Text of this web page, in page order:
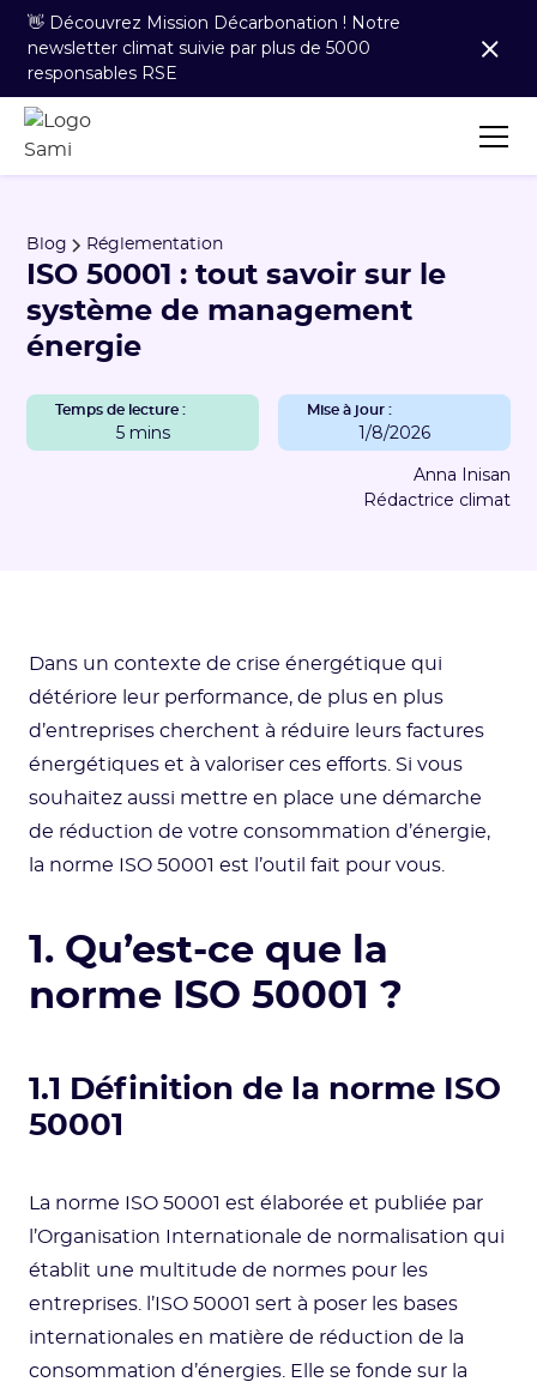
👋 Découvrez Mission Décarbonation ! Notre
newsletter climat suivie par plus de 5000
responsables RSE
Blog Réglementation
ISO 50001 : tout savoir sur le
système de management
énergie
Temps de lecture :
5 mins
Mise à jour :
1/8/2026
Anna Inisan
Rédactrice climat
Dans un contexte de crise énergétique qui
détériore leur performance, de plus en plus
d’entreprises cherchent à réduire leurs factures
énergétiques et à valoriser ces efforts. Si vous
souhaitez aussi mettre en place une démarche
de réduction de votre consommation d’énergie,
la norme ISO 50001 est l’outil fait pour vous.
1. Qu’est-ce que la
norme ISO 50001 ?
1.1 Définition de la norme ISO
50001
La norme ISO 50001 est élaborée et publiée par
l’Organisation Internationale de normalisation qui
établit une multitude de normes pour les
entreprises. l’ISO 50001 sert à poser les bases
internationales en matière de réduction de la
consommation d’énergies. Elle se fonde sur la